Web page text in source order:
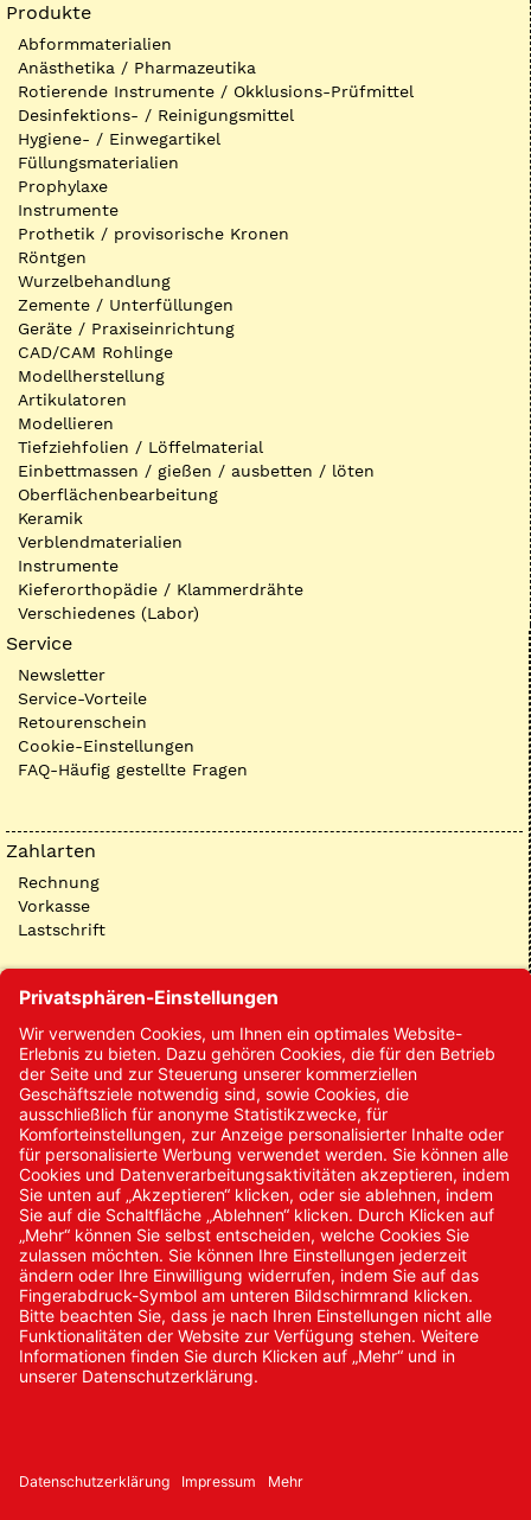
Produkte
Abformmaterialien
Anästhetika / Pharmazeutika
Rotierende Instrumente / Okklusions-Prüfmittel
Desinfektions- / Reinigungsmittel
Hygiene- / Einwegartikel
Füllungsmaterialien
Prophylaxe
Instrumente
Prothetik / provisorische Kronen
Röntgen
Wurzelbehandlung
Zemente / Unterfüllungen
Geräte / Praxiseinrichtung
CAD/CAM Rohlinge
Modellherstellung
Artikulatoren
Modellieren
Tiefziehfolien / Löffelmaterial
Einbettmassen / gießen / ausbetten / löten
Oberflächenbearbeitung
Keramik
Verblendmaterialien
Instrumente
Kieferorthopädie / Klammerdrähte
Verschiedenes (Labor)
Service
Newsletter
Service-Vorteile
Retourenschein
Cookie-Einstellungen
FAQ-Häufig gestellte Fragen
Zahlarten
Rechnung
Vorkasse
Lastschrift
Kontakt
Kontakt/Anfrage
Neukundenanmeldung
Kennwort vergessen
Bestellungen
Sendung verfolgen
© 2024 Promed Vertriebsgesellschaft mbH | Alle Rechte